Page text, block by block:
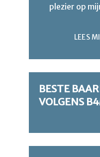
plezier op
LEES
BESTE
VOLGENS